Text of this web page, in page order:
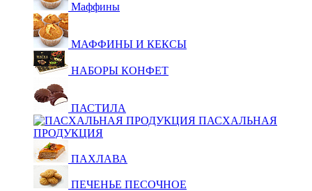
Маффины
МАФФИНЫ И КЕКСЫ
НАБОРЫ КОНФЕТ
ПАСТИЛА
ПАСХАЛЬНАЯ
ПРОДУКЦИЯ
ПАХЛАВА
ПЕЧЕНЬЕ ПЕСОЧНОЕ